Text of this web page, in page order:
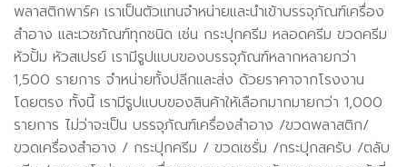
พลาสติกพาร์ค เราเป็นตัวแทนจำหน่ายและนำเข้าบรรจุภัณฑ์เครื่อง
สำอาง และเวชภัณฑ์ทุกชนิด เช่น กระปุกครีม หลอดครีม ขวดครีม
หัวปั้ม หัวสเปรย์ เรามีรูปแบบของบรรจุภัณฑ์หลากหลายกว่า
1,500 รายการ จำหน่ายทั้งปลีกและส่ง ด้วยราคาจากโรงงาน
โดยตรง ทั้งนี้ เรามีรูปแบบของสินค้าให้เลือกมากมายกว่า 1,000
รายการ ไม่ว่าจะเป็น บรรจุภัณฑ์เครื่องสำอาง /ขวดพลาสติก/
ขวดเครื่องสำอาง / กระปุกครีม / ขวดเซรั่ม /กระปุกสครับ /ตลับ